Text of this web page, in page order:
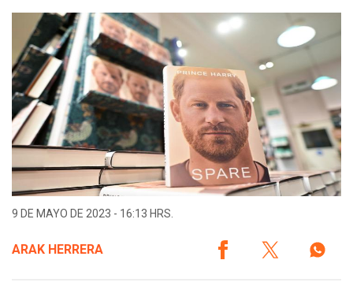
9 DE MAYO DE 2023 - 16:13 HRS.
ARAK HERRERA